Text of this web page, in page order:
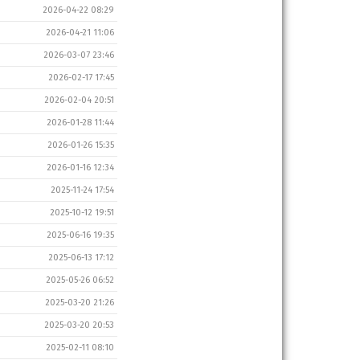
2026-04-22 08:29
2026-04-21 11:06
2026-03-07 23:46
2026-02-17 17:45
2026-02-04 20:51
2026-01-28 11:44
2026-01-26 15:35
2026-01-16 12:34
2025-11-24 17:54
2025-10-12 19:51
2025-06-16 19:35
2025-06-13 17:12
2025-05-26 06:52
2025-03-20 21:26
2025-03-20 20:53
2025-02-11 08:10